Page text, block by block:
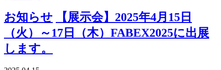
お知らせ
【展示会】2025年4月15日
（火）～17日（木）FABEX2025に出展
します。